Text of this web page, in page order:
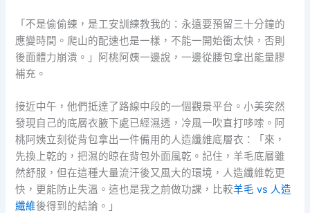
「不是偷偷練，是工安訓練教我的：永遠要預留三十分鐘的
應變時間。爬山的配速也是一樣，不能一開始衝太快，否則
後面體力崩潰。」阿桃阿姨一邊說，一邊從腰包拿出能量膠
補充。
接近中午，他們抵達了路線中段的一個觀景平台。小美突然
發現自己的底層衣腋下處已經濕透，冷風一吹直打哆嗦。阿
桃阿姨立刻從背包拿出一件備用的人造纖維底層衣：「來，
先換上乾的，把濕的晾在背包外面風乾。記住，羊毛底層雖
然舒服，但在這種大量流汗後又風大的環境，人造纖維乾更
快，更能防止失溫。這也是我之前做功課，比較羊毛 vs 人造
纖維後得到的結論。」